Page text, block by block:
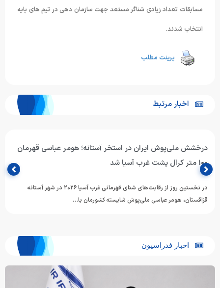
مسابقات تعداد زیادی شناگر مستعد جهت سازمان دهی در تیم های پایه
انتخاب شدند.
پرینت مطلب
اخبار مرتبط
درخشش ملی‌پوش ایران در استخر آستانه؛ هومر عباسی قهرمان
۱۰۰ متر کرال پشت غرب آسیا شد
در نخستین روز از رقابت‌های شنای قهرمانی غرب آسیا ۲۰۲۶ در شهر آستانه
قزاقستان، هومر عباسی ملی‌پوش شایسته کشورمان با…
اخبار فدراسیون